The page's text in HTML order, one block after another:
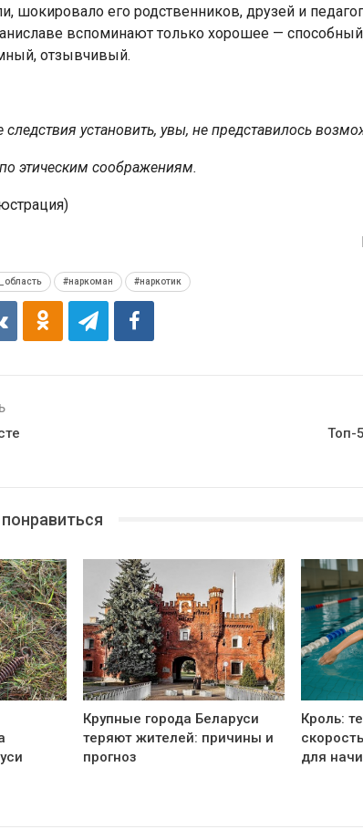
шокировало его родственников, друзей и
вспоминают только хорошее —
отзывчивый.
следствия установить, увы, не представилось
этическим соображениям.
#наркоман #наркотик
Топ-
Крупные города Беларуси
теряют жителей: причины и
прогноз
Кроль:
для